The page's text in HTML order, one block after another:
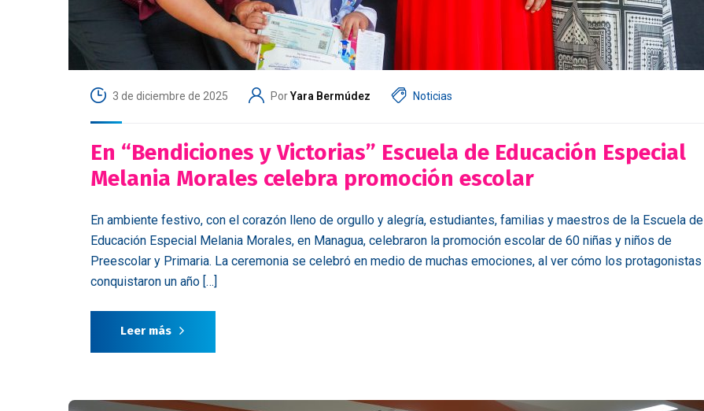
3 de diciembre de 2025 PorYara Bermúdez Noticias
En “Bendiciones y Victorias” Escuela de Educación Especial
Melania Morales celebra promoción escolar
En ambiente festivo, con el corazón lleno de orgullo y alegría, estudiantes, familias y maestros de la Escuela de
Educación Especial Melania Morales, en Managua, celebraron la promoción escolar de 60 niñas y niños de
Preescolar y Primaria. La ceremonia se celebró en medio de muchas emociones, al ver cómo los protagonistas
conquistaron un año […]
Leer más